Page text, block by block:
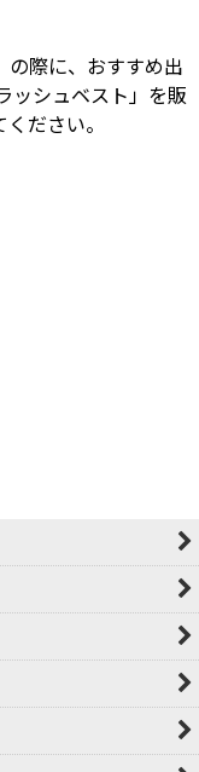
際に、おすすめ出
ッシュベスト」を販
ださい。